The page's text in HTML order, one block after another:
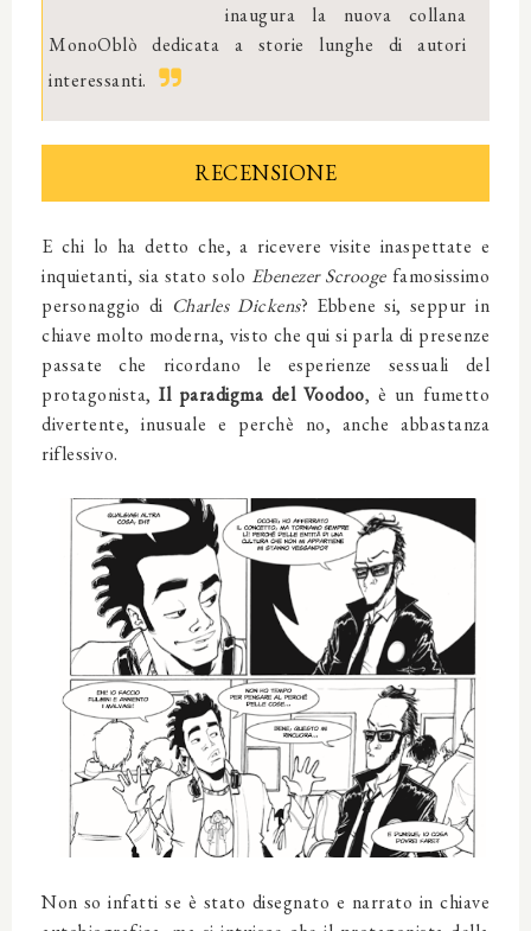
inaugura la nuova collana
MonoOblò dedicata a storie lunghe di autori
interessanti.
RECENSIONE
E chi lo ha detto che, a ricevere visite inaspettate e
inquietanti, sia stato solo Ebenezer Scroogefamosissimo
personaggio di Charles Dickens? Ebbene si, seppur in
chiave molto moderna, visto che qui si parla di presenze
passate che ricordano le esperienze sessuali del
protagonista,Il paradigma del Voodoo, è un fumetto
divertente, inusuale e perchè no, anche abbastanza
riflessivo.
Non so infatti se è stato disegnato e narrato in chiave